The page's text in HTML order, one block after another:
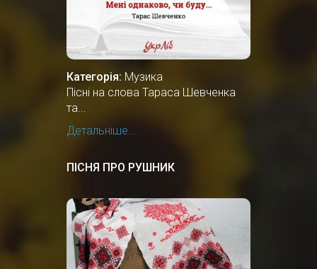
Категорія: Музика
Пісні на слова Тараса Шевченка
та...
Детальніше...
ПІСНЯ ПРО РУШНИК